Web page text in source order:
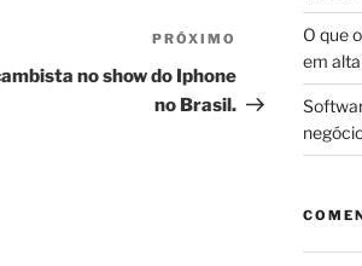
Próximo
post
PRÓXIMO
no show do Iphone
no Brasil.
O que
em